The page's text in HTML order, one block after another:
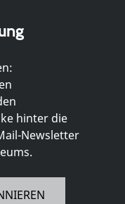
hinter die
Newsletter